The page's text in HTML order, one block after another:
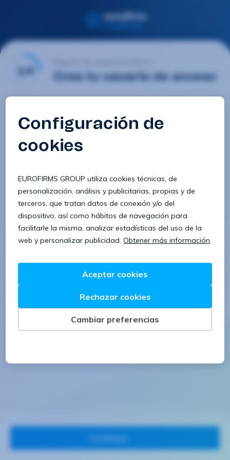
1/4 Crea tu usuario de acceso
Contraseña
Confirmar contraseña
8 caracteres 1 letra minúscula
1 letra mayúscula 1 número